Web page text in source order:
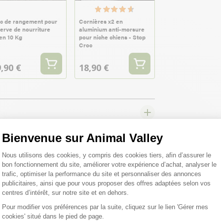
Bienvenue sur Animal Valley
Plateforme de Gestion du
Nous utilisons des cookies, y compris des cookies tiers, afin d’assurer le
bon fonctionnement du site, améliorer votre expérience d’achat, analyser le
trafic, optimiser la performance du site et personnaliser des annonces
publicitaires, ainsi que pour vous proposer des offres adaptées selon vos
centres d’intérêt, sur notre site et en dehors.
Pour modifier vos préférences par la suite, cliquez sur le lien 'Gérer mes
cookies' situé dans le pied de page.
de rangement pour
de nourriture
10 Kg
€
Cornières x2 en
aluminium anti-morsure
pour niche chiens - Stop
Croc
18,90 €